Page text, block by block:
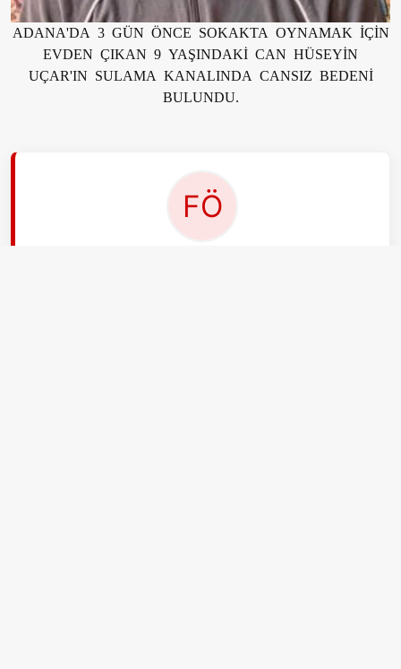
ADANA'DA 3 GÜN ÖNCE SOKAKTA OYNAMAK İÇİN
EVDEN ÇIKAN 9 YAŞINDAKİ CAN HÜSEYİN
UÇAR'IN SULAMA KANALINDA CANSIZ BEDENİ
BULUNDU.